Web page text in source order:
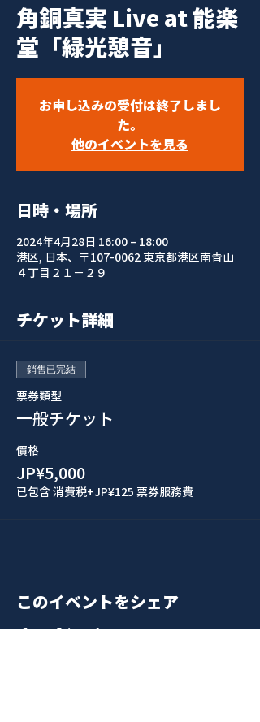
角銅真実 Live at 能楽
堂「緑光憩音」
お申し込みの受付は終了しまし
た。
他のイベントを見る
日時・場所
2024年4月28日 16:00 – 18:00
港区, 日本、〒107-0062 東京都港区南青山
４丁目２１−２９
チケット詳細
銷售已完結
票券類型
一般チケット
價格
JP¥5,000
已包含 消費税+JP¥125 票券服務費
このイベントをシェア